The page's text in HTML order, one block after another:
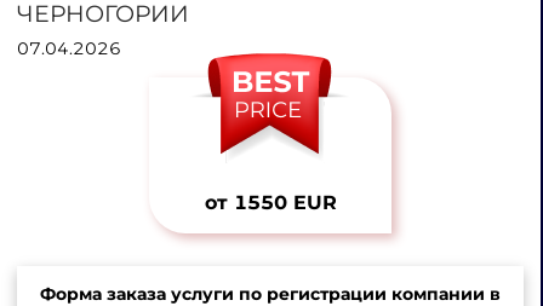
ЧЕРНОГОРИИ
07.04.2026
от 1550 EUR
Форма заказа услуги по регистрации компании в